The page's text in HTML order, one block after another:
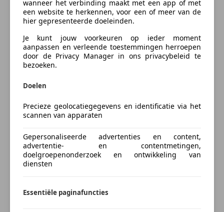
- Gordijn/hoofd airbags voor
- Gordijn/hoofd airbags achter
- Bluetooth carkit
- Lederen bekleding
- ESP
- ASR Anti doorslip regeling
- Torsie sperdifferentieel
- Elektrische ramen voor
- Cruise control
- Regensensor
- Automatisch dimmende binnenspiegel
- Adaptieve cruise control
Afdeling Verkoop
Something went wrong
happened. Please try again or refresh the page.
Try Again
Contact aanbieder
wanneer het verbinding maakt met een app of met
een website te herkennen, voor een of meer van de
hier gepresenteerde doeleinden.
Je kunt jouw voorkeuren op ieder moment
aanpassen en verleende toestemmingen herroepen
door de Privacy Manager in ons privacybeleid te
bezoeken.
Doelen
Precieze geolocatiegegevens en identificatie via het
scannen van apparaten
Gepersonaliseerde advertenties en content,
advertentie- en contentmetingen,
doelgroepenonderzoek en ontwikkeling van
diensten
Essentiële paginafuncties